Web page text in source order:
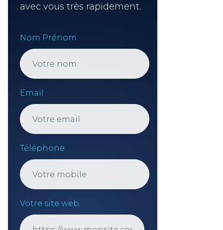
avec vous très rapidement.
Nom Prénom
Email
Téléphone
Votre site web